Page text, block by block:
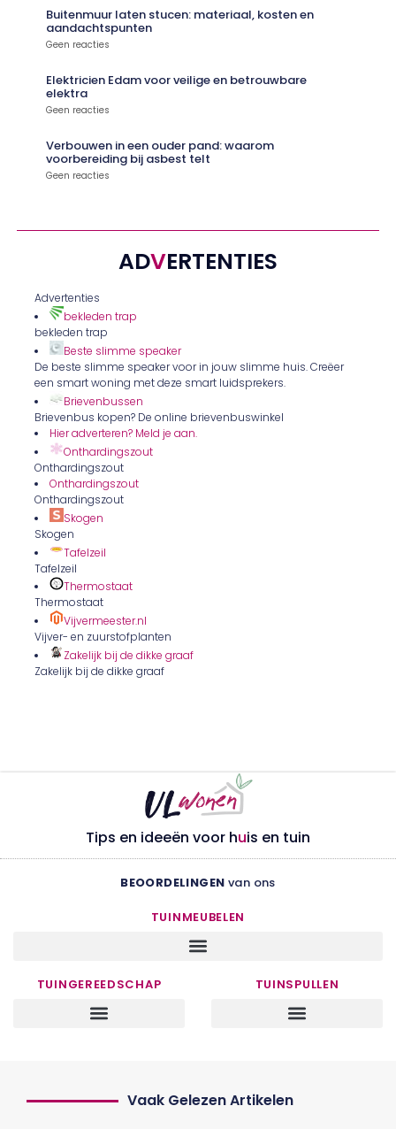
ADVERTENTIES
Advertenties
bekleden trap
bekleden trap
Beste slimme speaker
De beste slimme speaker voor in jouw slimme huis. Creëer
een smart woning met deze smart luidsprekers.
Brievenbussen
Brievenbus kopen? De online brievenbuswinkel
Hier adverteren? Meld je aan.
Onthardingszout
Onthardingszout
Onthardingszout
Onthardingszout
Skogen
Skogen
Tafelzeil
Tafelzeil
Thermostaat
Thermostaat
Vijvermeester.nl
Vijver- en zuurstofplanten
Zakelijk bij de dikke graaf
Zakelijk bij de dikke graaf
Buitenmuur laten stucen: materiaal, kosten en
aandachtspunten
Geen reacties
Elektricien Edam voor veilige en betrouwbare
elektra
Geen reacties
Verbouwen in een ouder pand: waarom
voorbereiding bij asbest telt
Geen reacties
Tips en ideeën voor huis en tuin
BEOORDELINGEN van ons
TUINMEUBELEN
TUINGEREEDSCHAP TUINSPULLEN
Vaak Gelezen Artikelen